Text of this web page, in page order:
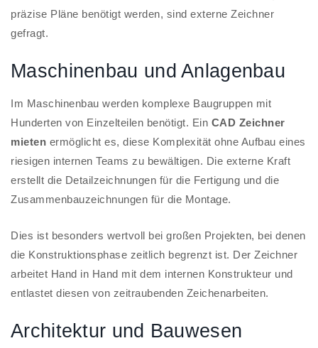
präzise Pläne benötigt werden, sind externe Zeichner
gefragt.
Maschinenbau und Anlagenbau
Im Maschinenbau werden komplexe Baugruppen mit
Hunderten von Einzelteilen benötigt. Ein CAD Zeichner
mieten ermöglicht es, diese Komplexität ohne Aufbau eines
riesigen internen Teams zu bewältigen. Die externe Kraft
erstellt die Detailzeichnungen für die Fertigung und die
Zusammenbauzeichnungen für die Montage.
Dies ist besonders wertvoll bei großen Projekten, bei denen
die Konstruktionsphase zeitlich begrenzt ist. Der Zeichner
arbeitet Hand in Hand mit dem internen Konstrukteur und
entlastet diesen von zeitraubenden Zeichenarbeiten.
Architektur und Bauwesen